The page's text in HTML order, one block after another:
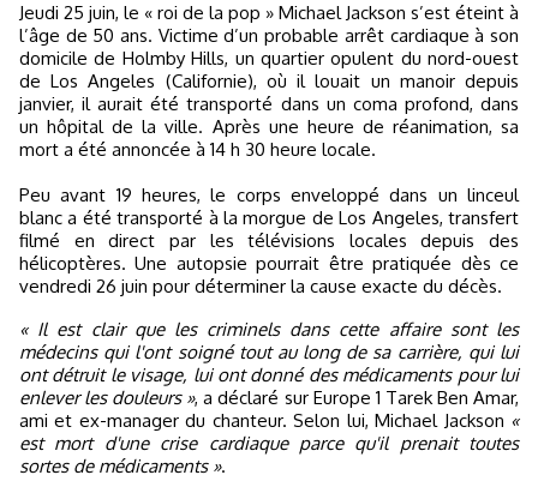
Jeudi 25 juin, le « roi de la pop » Michael Jackson s’est éteint à
l’âge de 50 ans. Victime d’un probable arrêt cardiaque à son
domicile de Holmby Hills, un quartier opulent du nord-ouest
de Los Angeles (Californie), où il louait un manoir depuis
janvier, il aurait été transporté dans un coma profond, dans
un hôpital de la ville. Après une heure de réanimation, sa
mort a été annoncée à 14 h 30 heure locale.
Peu avant 19 heures, le corps enveloppé dans un linceul
blanc a été transporté à la morgue de Los Angeles, transfert
filmé en direct par les télévisions locales depuis des
hélicoptères. Une autopsie pourrait être pratiquée dès ce
vendredi 26 juin pour déterminer la cause exacte du décès.
« Il est clair que les criminels dans cette affaire sont les
médecins qui l'ont soigné tout au long de sa carrière, qui lui
ont détruit le visage, lui ont donné des médicaments pour lui
enlever les douleurs », a déclaré sur Europe 1 Tarek Ben Amar,
ami et ex-manager du chanteur. Selon lui, Michael Jackson «
est mort d'une crise cardiaque parce qu'il prenait toutes
sortes de médicaments ».